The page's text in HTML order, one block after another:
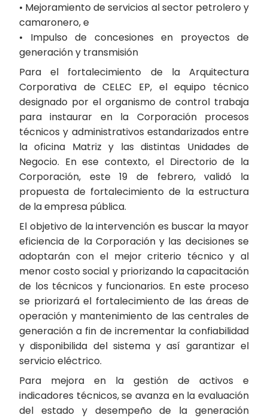
• Mejoramiento de servicios al sector petrolero y
camaronero, e
• Impulso de concesiones en proyectos de
generación y transmisión
Para el fortalecimiento de la Arquitectura
Corporativa de CELEC EP, el equipo técnico
designado por el organismo de control trabaja
para instaurar en la Corporación procesos
técnicos y administrativos estandarizados entre
la oficina Matriz y las distintas Unidades de
Negocio. En ese contexto, el Directorio de la
Corporación, este 19 de febrero, validó la
propuesta de fortalecimiento de la estructura
de la empresa pública.
El objetivo de la intervención es buscar la mayor
eficiencia de la Corporación y las decisiones se
adoptarán con el mejor criterio técnico y al
menor costo social y priorizando la capacitación
de los técnicos y funcionarios. En este proceso
se priorizará el fortalecimiento de las áreas de
operación y mantenimiento de las centrales de
generación a fin de incrementar la confiabilidad
y disponibilida del sistema y así garantizar el
servicio eléctrico.
Para mejora en la gestión de activos e
indicadores técnicos, se avanza en la evaluación
del estado y desempeño de la generación